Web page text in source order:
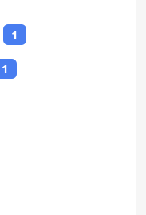
1
1